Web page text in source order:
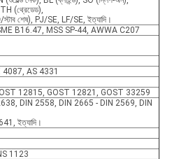
(থ্রেডেড),
স্টাব শেষ), PJ/SE, LF/SE, ইত্যাদি।
B16.47, MSS SP-44, AWWA C207
AS 4331
12815, GOST 12821, GOST 33259
DIN 2558, DIN 2665 - DIN 2569, DIN
ইত্যাদি।
1123